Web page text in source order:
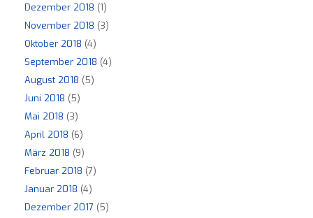
Dezember 2018 (1)
November 2018 (3)
Oktober 2018 (4)
September 2018 (4)
August 2018 (5)
Juni 2018 (5)
Mai 2018 (3)
April 2018 (6)
März 2018 (9)
Februar 2018 (7)
Januar 2018 (4)
Dezember 2017 (5)